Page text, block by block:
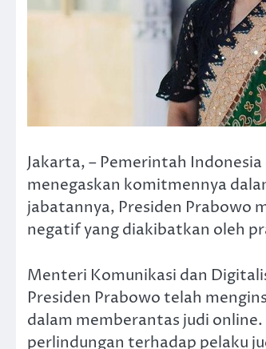
Jakarta, – Pemerintah
menegaskan komitmennya
jabatannya, Presiden Prabowo
negatif yang diakibatkan oleh
Menteri Komunikasi dan
Presiden Prabowo telah
dalam memberantas judi
perlindungan terhadap pelaku